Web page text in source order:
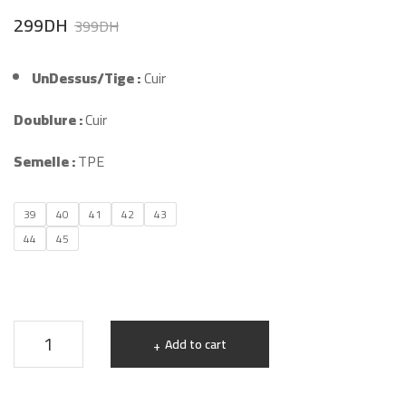
399DHOriginal
was:
299DH
Current
is:
UnDessus/Tige :Cuir
Doublure :Cuir
Semelle :TPE
39 40 41 42
43
44
45
Mocassins
Hommes
Add to cart